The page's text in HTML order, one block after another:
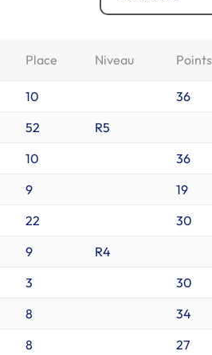
Place Niveau Points
10 36
52 R5
10 36
9 19
22 30
9 R4
3 30
8 34
8 27